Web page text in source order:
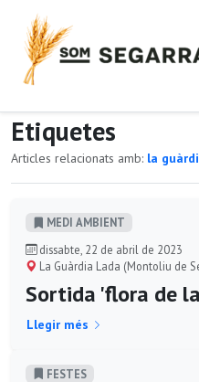
Etiquetes
Articles relacionats amb: la
MEDI AMBIENT
dissabte, 22 de abril de 2023
La Guàrdia Lada (Montoliu de
Sortida 'flora de
Llegir més
FESTES